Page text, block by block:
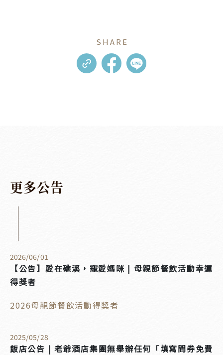
SHARE
更多公告
2026/06/01
【公告】愛在礁溪，寵愛媽咪 | 母親節餐飲活動幸運
得獎者
2026母親節餐飲活動得獎者
2025/05/28
飯店公告 | 老爺酒店集團無舉辦任何「填寫問券免費